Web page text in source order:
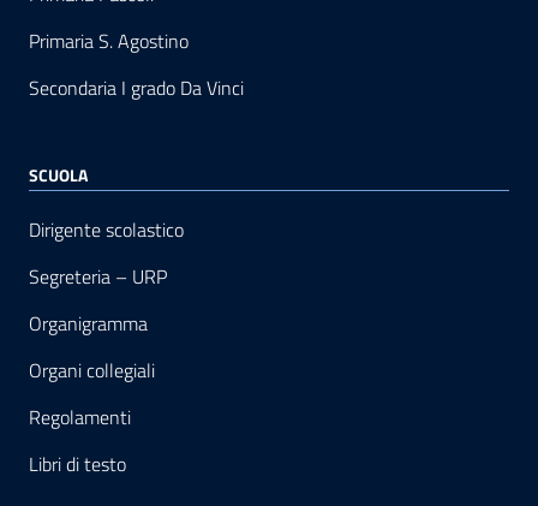
Primaria S. Agostino
Secondaria I grado Da Vinci
SCUOLA
Dirigente scolastico
Segreteria – URP
Organigramma
Organi collegiali
Regolamenti
Libri di testo